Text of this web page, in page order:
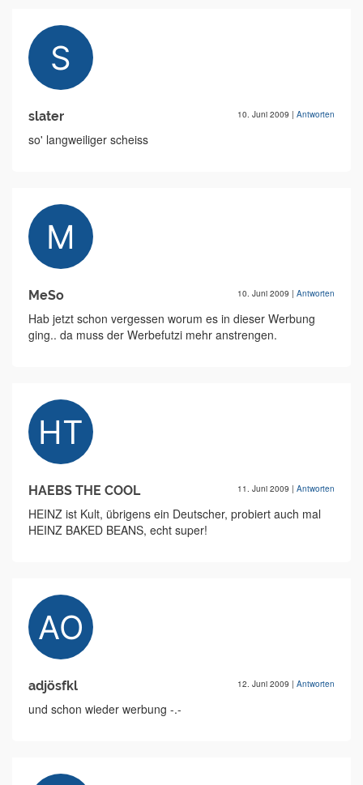
slater 10. Juni 2009 | Antworten
so' langweiliger scheiss
MeSo 10. Juni 2009 | Antworten
Hab jetzt schon vergessen worum es in dieser Werbung
ging.. da muss der Werbefutzi mehr anstrengen.
HAEBS THE COOL 11. Juni 2009 | Antworten
HEINZ ist Kult, übrigens ein Deutscher, probiert auch mal
HEINZ BAKED BEANS, echt super!
adjösfkl 12. Juni 2009 | Antworten
und schon wieder werbung -.-